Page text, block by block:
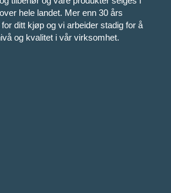
hele landet. Mer enn 30 års
ditt kjøp og vi arbeider stadig for å
og kvalitet i vår virksomhet.